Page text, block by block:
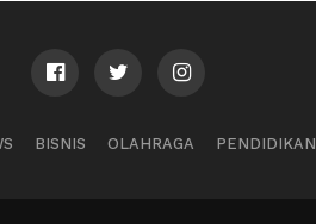
BISNIS OLAHRAGA PENDIDIKAN